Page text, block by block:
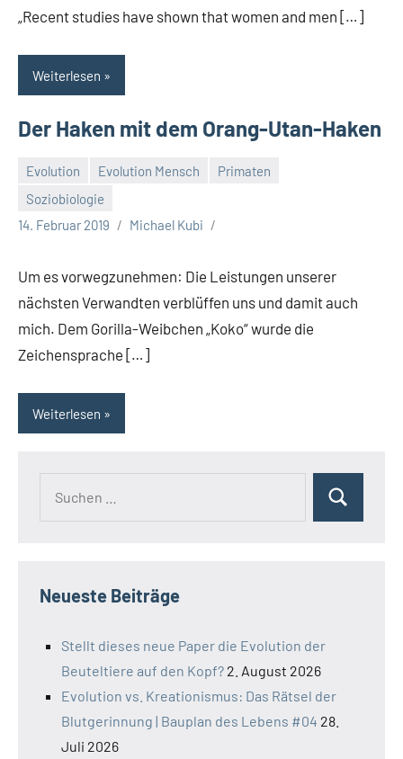
„Recent studies have shown that women and men […]
Weiterlesen
Der Haken mit dem Orang-Utan-Haken
Evolution Evolution Mensch
Primaten
Soziobiologie
14. Februar 2019
Michael Kubi
Um es vorwegzunehmen: Die Leistungen unserer
nächsten Verwandten verblüffen uns und damit auch
mich. Dem Gorilla-Weibchen „Koko“ wurde die
Zeichensprache […]
Weiterlesen
Suchen
Neueste Beiträge
Stellt dieses neue Paper die Evolution der
Beuteltiere auf den Kopf? 2. August 2026
Evolution vs. Kreationismus: Das Rätsel der
Blutgerinnung | Bauplan des Lebens #04 28.
Juli 2026